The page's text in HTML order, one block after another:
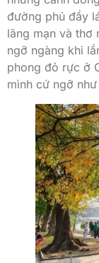
đường phủ đầy
lãng mạn và thơ
ngỡ ngàng khi
phong đỏ rực ở
mình cứ ngỡ